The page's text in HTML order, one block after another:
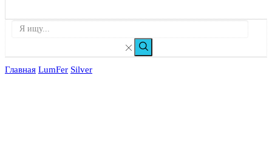
Главная LumFer Silver